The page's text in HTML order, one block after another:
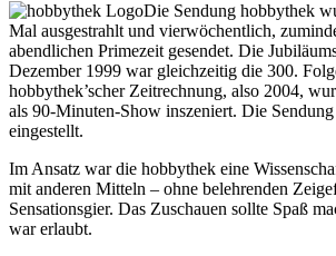
Die Sendung hobbythek
Mal ausgestrahlt und vierwöchentlich,
abendlichen Primezeit gesendet. Die
Dezember 1999 war gleichzeitig die 300.
hobbythek’scher Zeitrechnung, also 2004,
als 90-Minuten-Show inszeniert. Die
eingestellt.
Im Ansatz war die hobbythek eine
mit anderen Mitteln – ohne belehrenden
Sensationsgier. Das Zuschauen sollte Spaß
war erlaubt.